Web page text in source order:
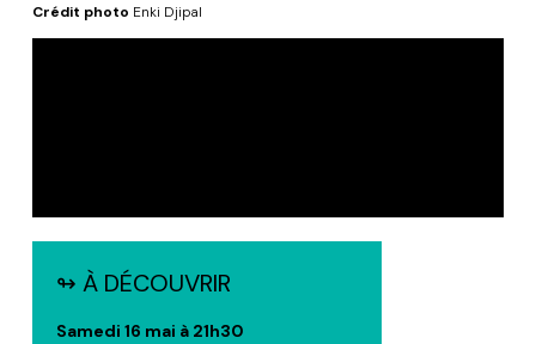
Crédit photo Enki Djipal
↬ À DÉCOUVRIR
Samedi 16 mai à 21h30